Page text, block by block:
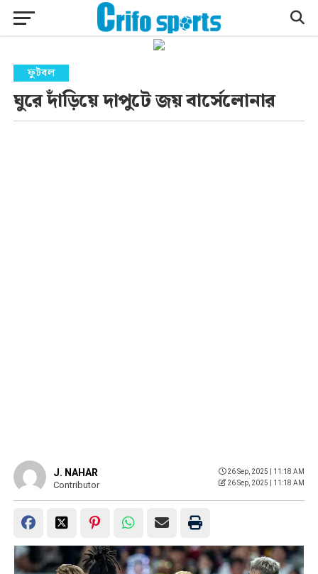
ফুটবল
ঘুরে দাঁড়িয়ে দাপুটে জয় বার্সেলোনার
J. NAHAR
Contributor
26 Sep, 2025 | 11:18 AM
26 Sep, 2025 | 11:18 AM